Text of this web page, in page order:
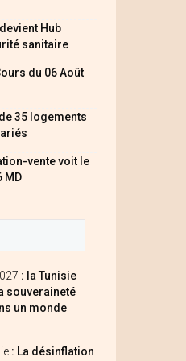
Hub
sanitaire
du 06 Août
35 logements
vente voit le
MD
: la Tunisie
souveraineté
un monde
: La désinflation